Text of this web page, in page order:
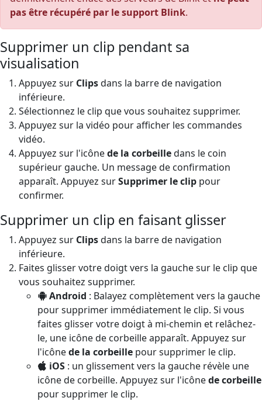
pas être récupéré par le support Blink.
Supprimer un clip pendant sa
visualisation
Appuyez sur Clipsdans la barre de navigation
inférieure.
Sélectionnez le clip que vous souhaitez supprimer.
Appuyez sur la vidéo pour afficher les commandes
vidéo.
Appuyez sur l'icônede la corbeilledans le coin
supérieur gauche. Un message de confirmation
apparaît. Appuyez surSupprimer le clip pour
confirmer.
Supprimer un clip en faisant glisser
Appuyez sur Clipsdans la barre de navigation
inférieure.
Faites glisser votre doigt vers la gauche sur le clip que
vous souhaitez supprimer.
Android : Balayez complètement vers la gauche
pour supprimer immédiatement le clip. Si vous
faites glisser votre doigt à mi-chemin et relâchez-
le, une icône de corbeille apparaît. Appuyez sur
l'icônede la corbeille pour supprimer le clip.
iOS : un glissement vers la gauche révèle une
icône de corbeille. Appuyez sur l'icônede corbeille
pour supprimer le clip.